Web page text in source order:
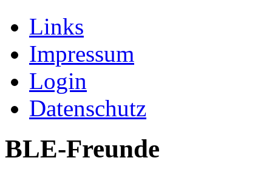
Links
Impressum
Login
Datenschutz
BLE-Freunde